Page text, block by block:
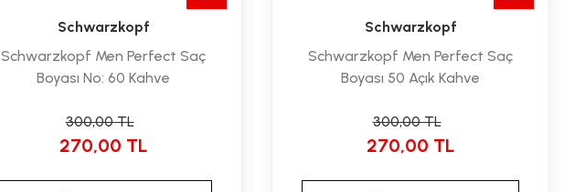
Schwarzkopf
Schwarzkopf Men Perfect Saç
Boyası No: 60 Kahve
300,00 TL
270,00 TL
Schwarzkopf
Schwarzkopf Men Perfect Saç
Boyası 50 Açık Kahve
300,00 TL
270,00 TL